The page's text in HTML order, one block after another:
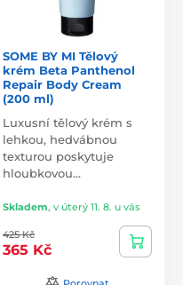
SOME BY MI Tělový
krém Beta Panthenol
Repair Body Cream
(200 ml)
Luxusní tělový krém s
lehkou, hedvábnou
texturou poskytuje
hloubkovou…
Skladem, v úterý 11. 8. u vás
425 Kč
365 Kč